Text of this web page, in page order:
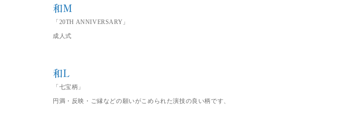
和M
「20TH ANNIVERSARY」
成人式
和L
「七宝柄」
円満・反映・ご縁などの願いがこめられた演技の良い柄です、